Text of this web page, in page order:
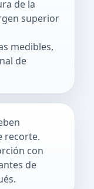
de la
superior
medibles,
de
recorte.
con
de